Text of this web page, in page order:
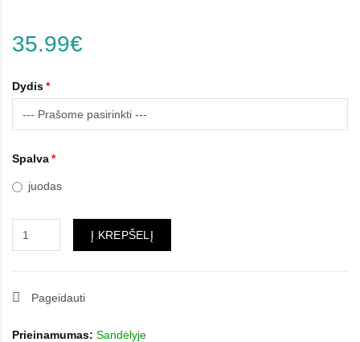
35.99€
Dydis
Spalva
juodas
Į KREPŠELĮ
Pageidauti
Prieinamumas: Sandėlyje